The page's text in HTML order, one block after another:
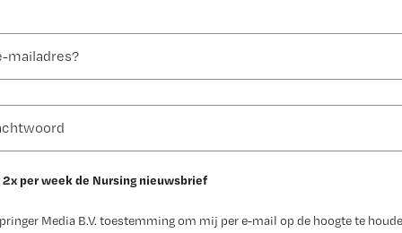
2x per week de Nursing nieuwsbrief
Media B.V. toestemming om mij per e-mail op de hoogte te